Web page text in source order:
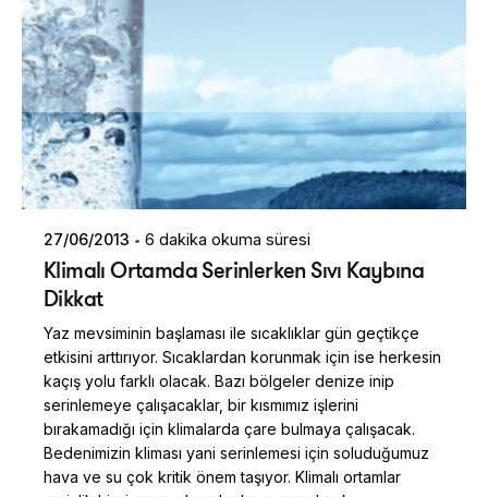
27/06/2013 6 dakika okuma süresi
Klimalı Ortamda Serinlerken Sıvı Kaybına
Dikkat
Yaz mevsiminin başlaması ile sıcaklıklar gün geçtikçe
etkisini arttırıyor. Sıcaklardan korunmak için ise herkesin
kaçış yolu farklı olacak. Bazı bölgeler denize inip
serinlemeye çalışacaklar, bir kısmımız işlerini
bırakamadığı için klimalarda çare bulmaya çalışacak.
Bedenimizin kliması yani serinlemesi için soluduğumuz
hava ve su çok kritik önem taşıyor. Klimalı ortamlar